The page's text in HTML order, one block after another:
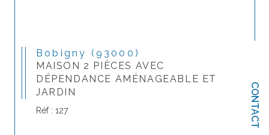
CONTACT
Bobigny (93000)
MAISON 2 PIÈCES AVEC
DÉPENDANCE AMÉNAGEABLE ET
JARDIN
Réf : 127